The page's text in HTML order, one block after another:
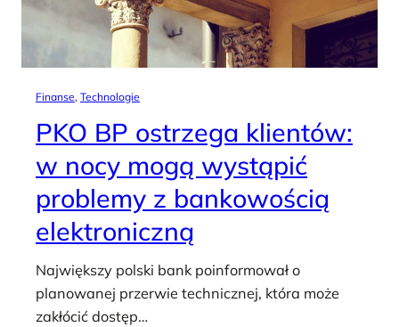
Finanse, Technologie
PKO BP ostrzega klientów:
w nocy mogą wystąpić
problemy z bankowością
elektroniczną
Największy polski bank poinformował o
planowanej przerwie technicznej, która może
zakłócić dostęp…